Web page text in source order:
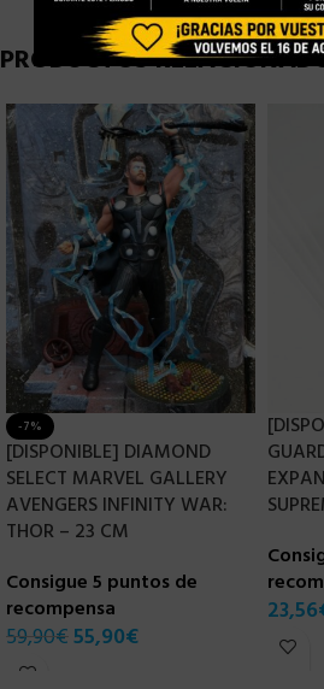
PRODUCTOS
-7%
[DISPONIBLE] DIAMOND
SELECT MARVEL GALLERY
AVENGERS INFINITY WAR:
THOR – 23 CM
Consigue 5 puntos de
recompensa
59,90€55,90€
23,56